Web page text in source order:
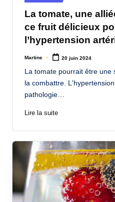
in
La tomate, une
ce fruit délicieux
l’hypertension
Posted
Martine 20 juin 2024
La tomate pourrait être
la combattre.
pathologie…
Lire la suite